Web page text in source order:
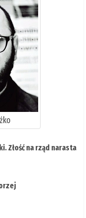
Złość na rząd narasta